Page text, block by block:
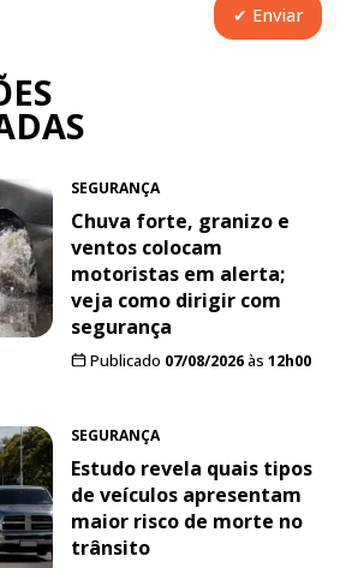
SEGURANÇA
Chuva forte, granizo e
ventos colocam
motoristas em alerta;
veja como dirigir com
segurança
Publicado 07/08/2026às 12h00
SEGURANÇA
Estudo revela quais tipos
de veículos apresentam
maior risco de morte no
trânsito